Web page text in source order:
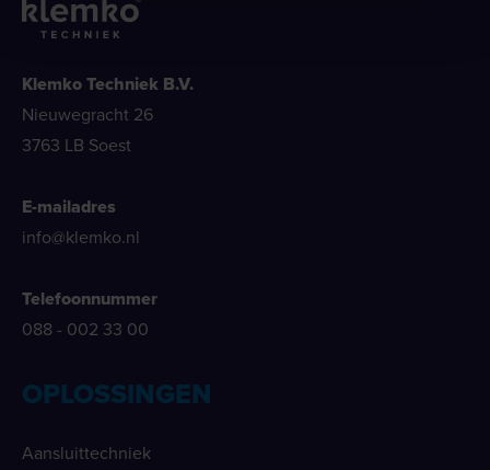
Klemko Techniek B.V.
Nieuwegracht 26
3763 LB Soest
E-mailadres
info@klemko.nl
Telefoonnummer
088 - 002 33 00
OPLOSSINGEN
Aansluittechniek